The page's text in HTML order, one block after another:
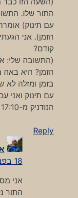
עם תינוק)
הזמן). אני
קודם?
(התשובה שלי:
הזמן? היא באה
בזמן ומזלה
הנודניק מ-17:10 בקושי נתן לי להיכנס כי "הוא אחריה"…).
Reply
18 בפברואר 2011 בשעה 2:51
אני
התור